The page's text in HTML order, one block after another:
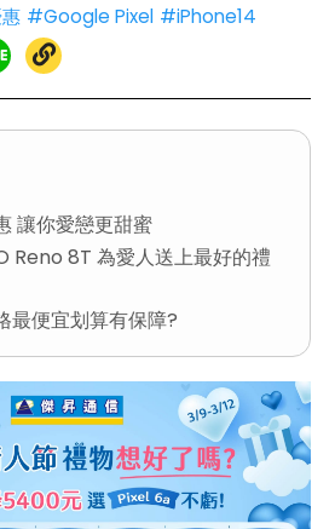
#Google Pixel #iPhone14
讓你愛戀更甜蜜
Reno 8T 為愛人送上最好的禮
最便宜划算有保障?